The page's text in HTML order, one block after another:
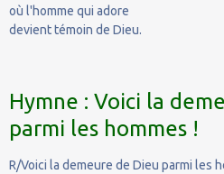
où l'homme qui adore
devient témoin de Dieu.
Hymne : Voici la
parmi les hommes !
R/Voici la demeure de Dieu parmi les